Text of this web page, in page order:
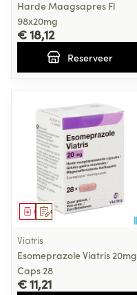
Harde Maagsapres Fl
98x20mg
€ 18,12
Reserveer
Op voorschrift
Geneesmiddel
Viatris
Esomeprazole Viatris 20mg
Caps 28
€ 11,21